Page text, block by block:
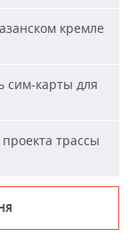
кремле
сим-карты для
трассы